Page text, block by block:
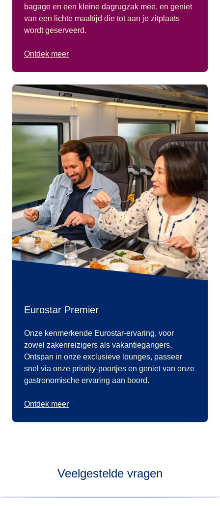
bagage en een kleine dagrugzak mee, en geniet
van een lichte maaltijd die tot aan je zitplaats
wordt geserveerd.
Ontdek meer
Eurostar Premier
Onze kenmerkende Eurostar-ervaring, voor
zowel zakenreizigers als vakantiegangers.
Ontspan in onze exclusieve lounges, passeer
snel via onze priority-poortjes en geniet van onze
gastronomische ervaring aan boord.
Ontdek meer
Veelgestelde vragen